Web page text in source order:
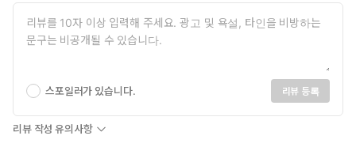
스포일러가 있습니다. 리뷰 등록
리뷰 작성 유의사항